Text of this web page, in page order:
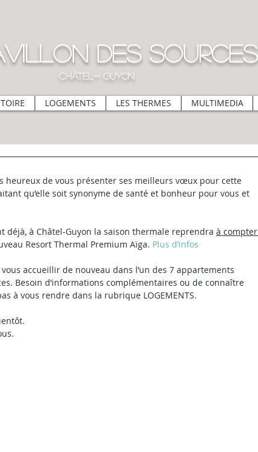
des Sources
CHÂTEL- GUYON
LOGEMENTS LES THERMES MULTIMEDIA
heureux de vous présenter ses meilleurs vœux pour cette
qu’elle soit synonyme de santé et bonheur pour vous et
déjà, à Châtel-Guyon la saison thermale reprendra à compter
Resort Thermal Premium Aïga. Plus d’infos
accueillir de nouveau dans l’un des 7 appartements
Besoin d’informations complémentaires ou de connaître
à vous rendre dans la rubrique LOGEMENTS.